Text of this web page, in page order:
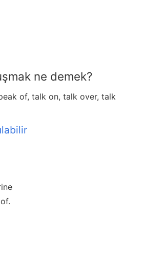
ne demek?
of, talk on, talk over, talk